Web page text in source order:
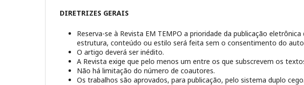
DIRETRIZES GERAIS
Reserva-se à Revista EM TEMPO a prioridade da publicação
estrutura, conteúdo ou estilo será feita sem o consentimento do
O artigo deverá ser inédito.
A Revista exige que pelo menos um entre os que subscrevem os
Não há limitação do número de coautores.
Os trabalhos são aprovados, para publicação, pelo sistema duplo cego.